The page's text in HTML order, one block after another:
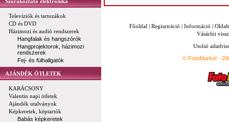
Televíziók és tartozákok
CD és DVD
Házimozi és audió rendszerek
Hangfalak és hangszórók
Hangprojektorok, házimozi
rendszerek
Fej- és fülhallgatók
AJÁNDÉK ÖTLETEK
KARÁCSONY
Valentin napi ötletek
Ajándék utalványok
Képkeretek, képtartók
Babás képkeretek
Főoldal | Regisztráció | Információ |
Vásárlói
Utolsó
© FotoMarket -